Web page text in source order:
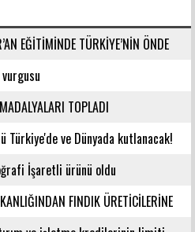
EĞİTİMİNDE TÜRKİYE’NİN ÖNDE
TOPLADI
Türkiye'de ve Dünyada kutlanacak!
İşaretli ürünü oldu
FINDIK ÜRETİCİLERİNE